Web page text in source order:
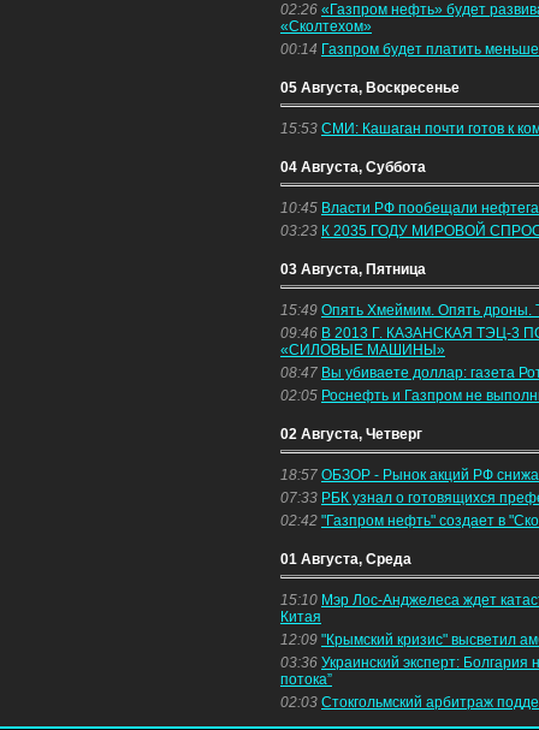
02:26 «Газпром нефть» будет
«Сколтехом»
00:14 Газпром будет платить
05 Августа, Воскресенье
15:53 СМИ: Кашаган почти готов к
04 Августа, Суббота
10:45 Власти РФ пообещали
03:23 К 2035 ГОДУ МИРОВОЙ
03 Августа, Пятница
15:49 Опять Хмеймим. Опять дроны.
09:46 В 2013 Г. КАЗАНСКАЯ ТЭЦ-
«СИЛОВЫЕ МАШИНЫ»
08:47 Вы убиваете доллар: газета
02:05 Роснефть и Газпром не
02 Августа, Четверг
18:57 ОБЗОР - Рынок акций РФ
07:33 РБК узнал о готовящихся
02:42 "Газпром нефть" создает в
01 Августа, Среда
15:10 Мэр Лос-Анджелеса ждет
Китая
12:09 "Крымский кризис" высветил
03:36 Украинский эксперт: Болгария
потока”
02:03 Стокгольмский арбитраж